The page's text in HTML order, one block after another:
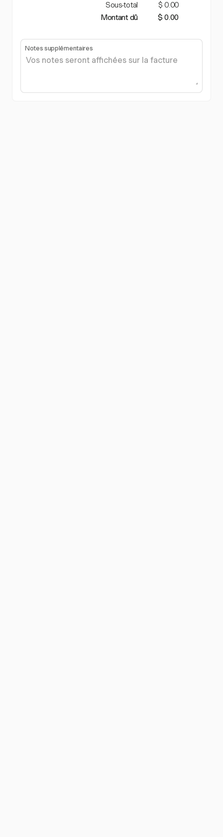
Sous-total
$ 0.00
Montant dû
$ 0.00
Notes supplémentaires